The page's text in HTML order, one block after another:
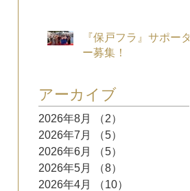
『保戸フラ』サポータ
ー募集！
アーカイブ
2026年8月 （2）
2026年7月
（5）
2026年6月
（5）
2026年5月
（8）
2026年4月
（10）